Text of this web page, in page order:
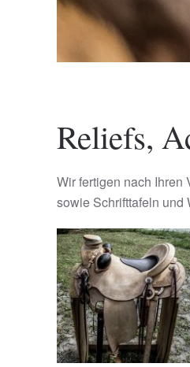
Reliefs,
Wir fertigen nach Ihren
sowie Schrifttafeln und